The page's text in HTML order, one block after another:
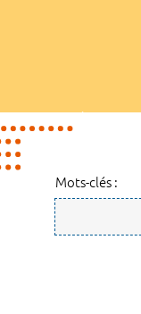
Mots-clés :